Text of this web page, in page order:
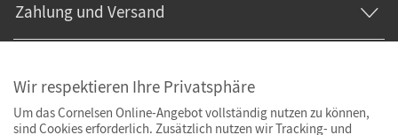
Zahlung und Versand
Wir respektieren Ihre Privatsphäre
Um das Cornelsen Online-Angebot vollständig nutzen zu können,
sind Cookies erforderlich. Zusätzlich nutzen wir Tracking- und